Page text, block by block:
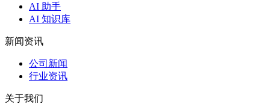
AI 助手
AI 知识库
新闻资讯
公司新闻
行业资讯
关于我们